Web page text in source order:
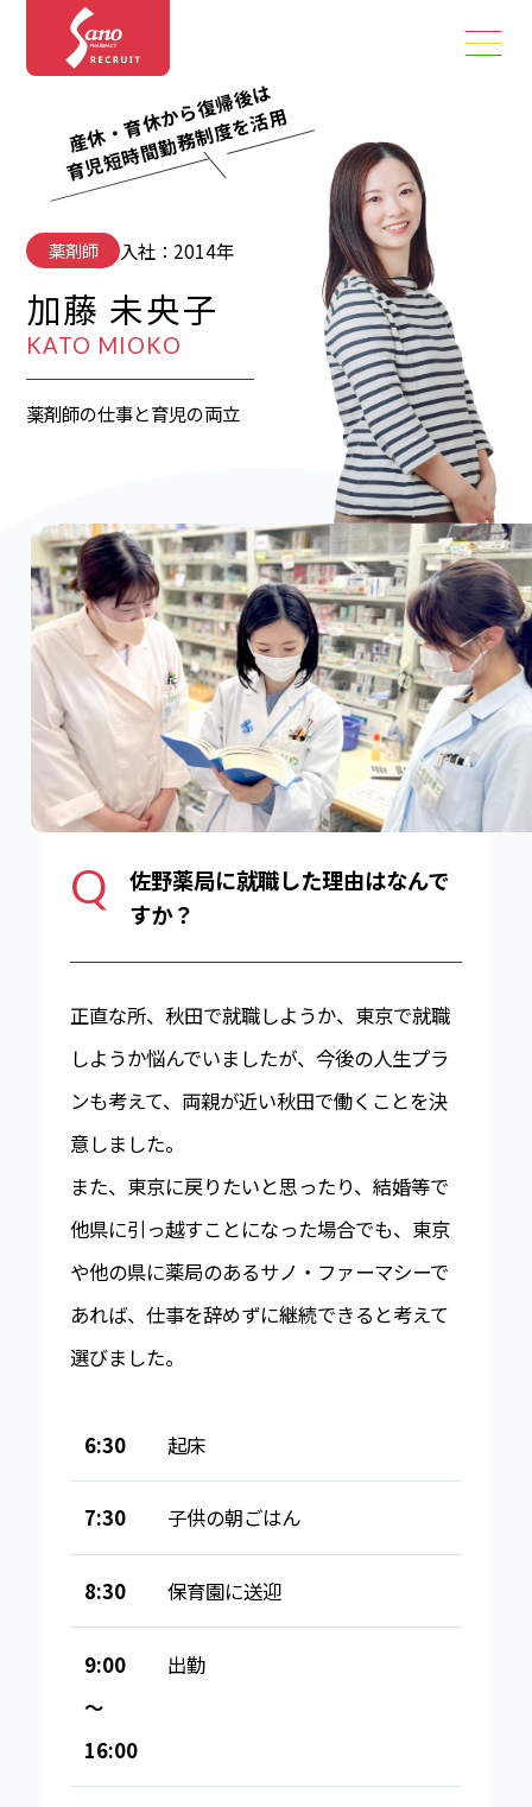
産休・育休から復帰後は
育児短時間勤務制度を活用
薬剤師 入社：2014年
加藤 未央子
KATO MIOKO
薬剤師の仕事と育児の両立
Q
佐野薬局に就職した理由はなんで
すか？
正直な所、秋田で就職しようか、東京で就職
しようか悩んでいましたが、今後の人生プラ
ンも考えて、両親が近い秋田で働くことを決
意しました。
また、東京に戻りたいと思ったり、結婚等で
他県に引っ越すことになった場合でも、東京
や他の県に薬局のあるサノ・ファーマシーで
あれば、仕事を辞めずに継続できると考えて
選びました。
6:30 起床
7:30 子供の朝ごはん
8:30 保育園に送迎
9:00
～
16:00
出勤